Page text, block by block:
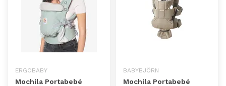
ERGOBABY
Mochila Portabebé
BABYBJÖRN
Mochila Portabebé